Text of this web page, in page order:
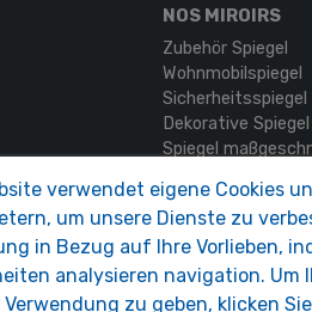
NOS MIROIRS
Zubehör Spiegel
Wohnmobilspiegel
Sicherheitsspiegel
Dekorative Spiegel
Spiegel
MON COMPTE
Authentifizierung
Mein Konto
verwendet eigene Cookies
um unsere Dienste zu
in Bezug auf Ihre Vorlieben,
analysieren navigation. Um
Verwendung zu geben, klicken